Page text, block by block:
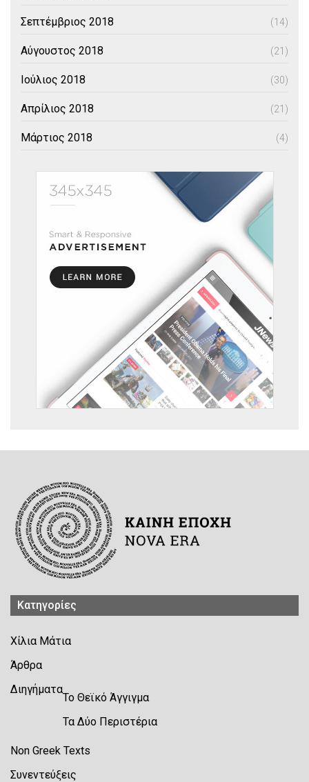
Σεπτέμβριος 2018 (14)
Αύγουστος 2018 (21)
Ιούλιος 2018 (30)
Απρίλιος 2018 (21)
Μάρτιος 2018 (4)
Kατηγορίες
Χίλια Μάτια
Άρθρα
Διηγήματα
Το Θεϊκό Άγγιγμα
Τα Δύο Περιστέρια
Non Greek Texts
Συνεντεύξεις